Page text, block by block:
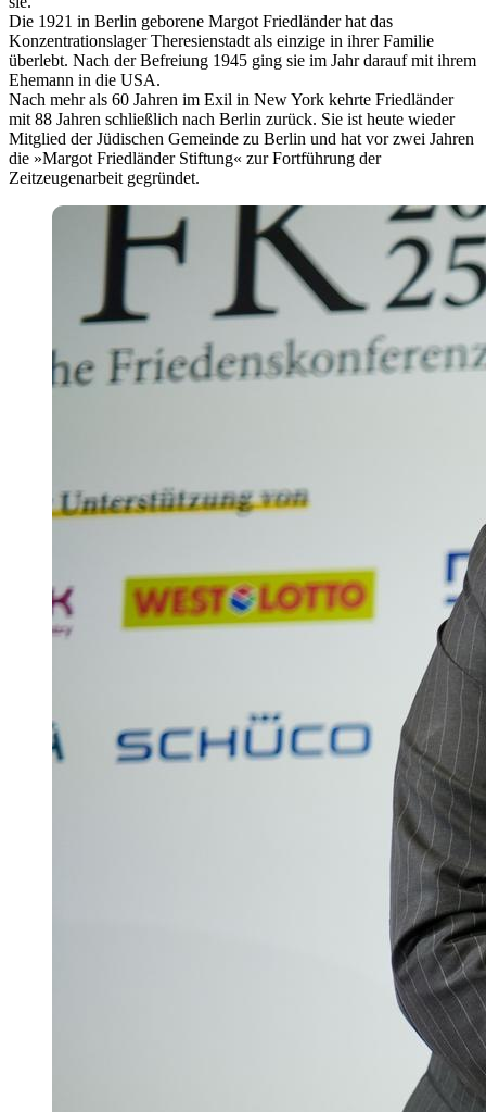
Die 1921 in Berlin geborene Margot Friedländer hat das
Konzentrationslager Theresienstadt als einzige in ihrer Familie
überlebt. Nach der Befreiung 1945 ging sie im Jahr darauf mit ihrem
Ehemann in die USA.
Nach mehr als 60 Jahren im Exil in New York kehrte Friedländer
mit 88 Jahren schließlich nach Berlin zurück. Sie ist heute wieder
Mitglied der Jüdischen Gemeinde zu Berlin und hat vor zwei Jahren
die »Margot Friedländer Stiftung« zur Fortführung der
Zeitzeugenarbeit gegründet.